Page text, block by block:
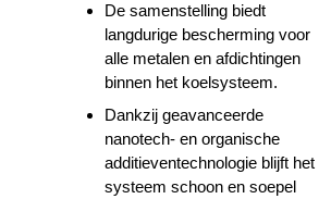
De samenstelling biedt
langdurige bescherming voor
alle metalen en afdichtingen
binnen het koelsysteem.
Dankzij geavanceerde
nanotech- en organische
additieventechnologie blijft het
systeem schoon en soepel